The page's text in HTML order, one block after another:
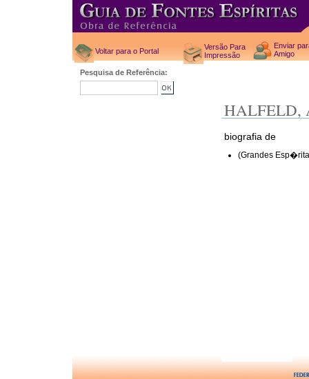
Voltar para o Portal
Versão Para
Impressão
Enviar
Amigo
Pesquisa de Referência:
HALFELD,
biografia de
(Grandes